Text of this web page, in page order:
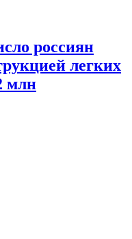
россиян
легких
млн